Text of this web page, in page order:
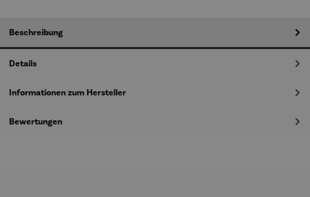
Beschreibung
Details
Informationen zum Hersteller
Bewertungen